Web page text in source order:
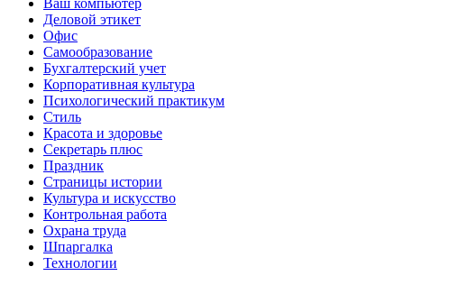
Ваш компьютер
Деловой этикет
Офис
Самообразование
Бухгалтерский учет
Корпоративная культура
Психологический практикум
Стиль
Красота и здоровье
Секретарь плюс
Праздник
Страницы истории
Культура и искусство
Контрольная работа
Охрана труда
Шпаргалка
Технологии